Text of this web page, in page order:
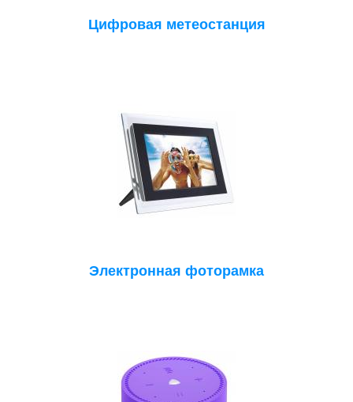
Цифровая метеостанция
Электронная фоторамка